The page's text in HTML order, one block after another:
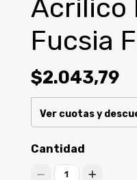
Acrilico
Fucsia
$2.043,79
Ver cuotas y
Cantidad
1